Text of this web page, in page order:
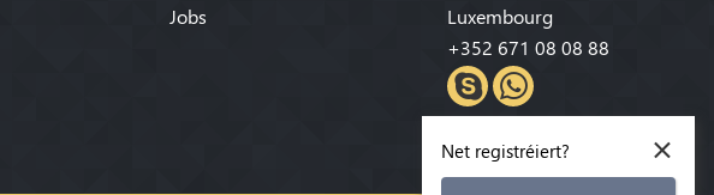
Jobs
Luxembourg
+352 671 08 08 88
×
Net registréiert?